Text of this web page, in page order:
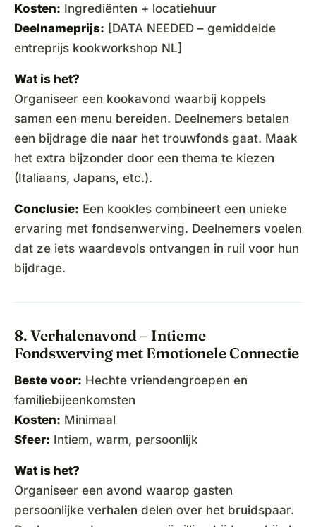
Kosten: Ingrediënten + locatiehuur
Deelnameprijs: [DATA NEEDED – gemiddelde
entreprijs kookworkshop NL]
Wat is het?
Organiseer een kookavond waarbij koppels
samen een menu bereiden. Deelnemers betalen
een bijdrage die naar het trouwfonds gaat. Maak
het extra bijzonder door een thema te kiezen
(Italiaans, Japans, etc.).
Conclusie: Een kookles combineert een unieke
ervaring met fondsenwerving. Deelnemers voelen
dat ze iets waardevols ontvangen in ruil voor hun
bijdrage.
8. Verhalenavond – Intieme
Fondswerving met Emotionele Connectie
Beste voor: Hechte vriendengroepen en
familiebijeenkomsten
Kosten: Minimaal
Sfeer: Intiem, warm, persoonlijk
Wat is het?
Organiseer een avond waarop gasten
persoonlijke verhalen delen over het bruidspaar.